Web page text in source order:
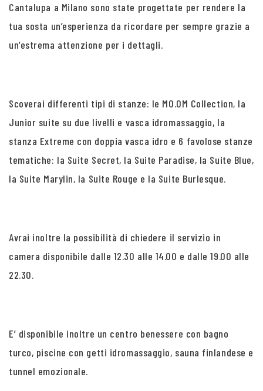
Cantalupa a Milano sono state progettate per rendere la
tua sosta un’esperienza da ricordare per sempre grazie a
un’estrema attenzione per i dettagli.
Scoverai differenti tipi di stanze: le MO.OM Collection, la
Junior suite su due livelli e vasca idromassaggio, la
stanza Extreme con doppia vasca idro e 6 favolose stanze
tematiche: la Suite Secret, la Suite Paradise, la Suite Blue,
la Suite Marylin, la Suite Rouge e la Suite Burlesque.
Avrai inoltre la possibilità di chiedere il servizio in
camera disponibile dalle 12.30 alle 14.00 e dalle 19.00 alle
22.30.
E’ disponibile inoltre un centro benessere con bagno
turco, piscine con getti idromassaggio, sauna finlandese e
tunnel emozionale.